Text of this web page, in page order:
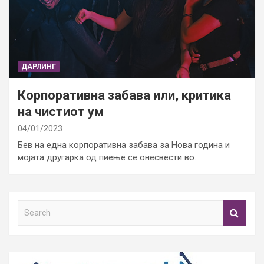
ДАРЛИНГ
Корпоративна забава или, критика
на чистиот ум
04/01/2023
Бев на една корпоративна забава за Нова година и
мојата другарка од пиење се онесвести во…